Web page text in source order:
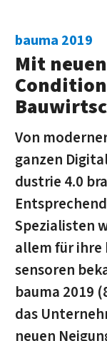
bauma 2019
Mit
Von
ganzen
dustrie 4.0
Spe­zia­listen
allem für
sensoren
bauma 2019
das
neuen